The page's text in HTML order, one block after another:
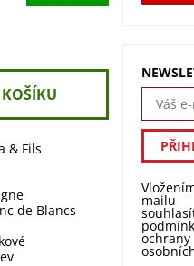
& Fils
de Blancs
mailu
ochrany